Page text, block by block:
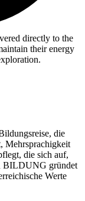
directly to the
their energy
die
Mehrsprachigkeit
die sich auf,
BILDUNG gründet
Werte